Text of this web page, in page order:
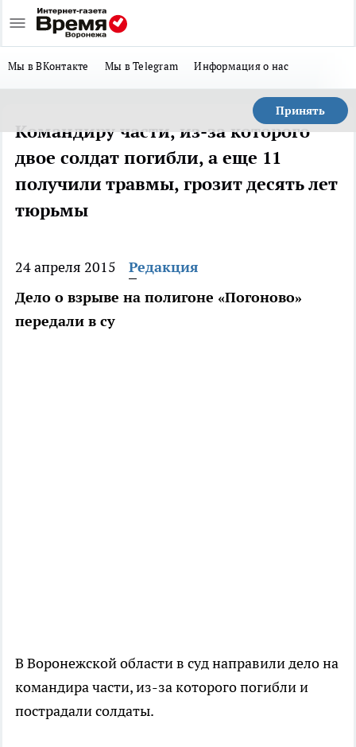
Мы в ВКонтакте Мы в Telegram Информация о нас
Принять
Командиру части, из-за которого
двое солдат погибли, а еще 11
получили травмы, грозит десять лет
тюрьмы
24 апреля 2015
Редакция
Дело о взрыве на полигоне «Погоново»
передали в су
В Воронежской области в суд направили дело на
командира части, из-за которого погибли и
пострадали солдаты.